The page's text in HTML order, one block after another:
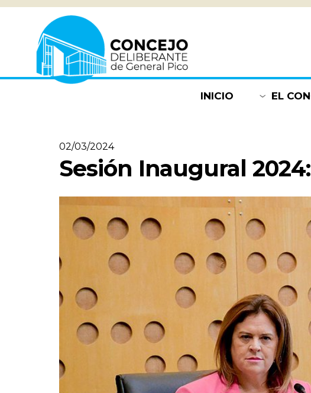
INICIO EL
02/03/2024
Sesión Inaugural